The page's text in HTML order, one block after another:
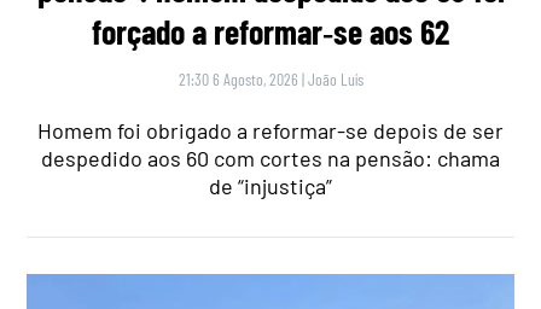
forçado a reformar‑se aos 62
21:30 6 Agosto, 2026 |João Luís
Homem foi obrigado a reformar-se depois de ser
despedido aos 60 com cortes na pensão: chama
de “injustiça”